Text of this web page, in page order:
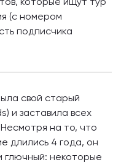
(с номером
подписчика
свой старый
и заставила всех
на то, что
длились 4 года, он
глючный: некоторые